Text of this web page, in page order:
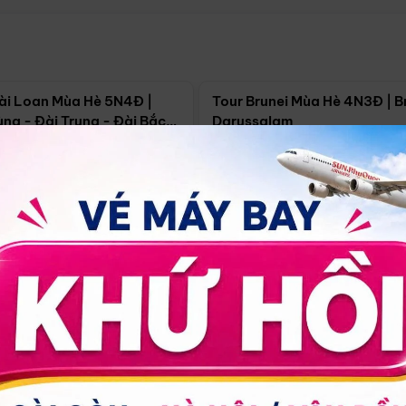
Loan Mùa Hè 5N4Đ |
- Đài Trung - Đài Bắc
18/09
Tour Brunei Mùa Hè 4N3Đ |
Darussalam
Hồ Chí Minh 4N3Đ
30/08 17/09 24/09
14.499.000đ Xem chi